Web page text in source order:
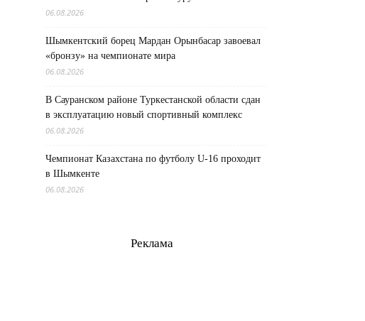
06.08.2026
Шымкентский борец Мардан Орынбасар завоевал
«бронзу» на чемпионате мира
06.08.2026
В Сауранском районе Туркестанской области сдан
в эксплуатацию новый спортивный комплекс
06.08.2026
Чемпионат Казахстана по футболу U-16 проходит
в Шымкенте
06.08.2026
Реклама